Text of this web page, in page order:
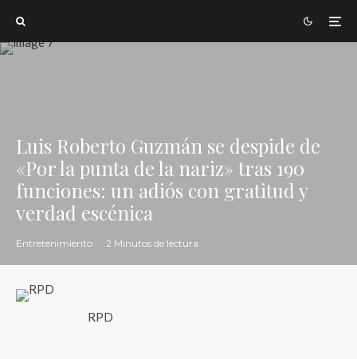
Luis Roberto Guzmán se despide de
«Por la punta de la nariz» tras 190
funciones: un adiós con gratitud y
verdad escénica
Entretenimiento · 2 Minutos de lectura
RPD